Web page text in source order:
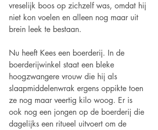
vreselijk boos op zichzelf was, omdat hij
niet kon voelen en alleen nog maar uit
brein leek te bestaan.
Nu heeft Kees een boerderij. In de
boerderijwinkel staat een bleke
hoogzwangere vrouw die hij als
slaapmiddelenwrak ergens oppikte toen
ze nog maar veertig kilo woog. Er is
ook nog een jongen op de boerderij die
dagelijks een ritueel uitvoert om de